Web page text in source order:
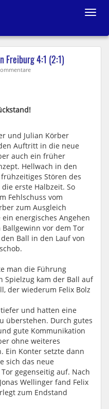
Toggle
Freiburg 4:1 (2:1)
und Julian Körber
Auftritt in die neue
auch ein früher
Hellwach in den
Stören des
erste Halbzeit. So
Fehlschuss vom
zum Ausgleich
energisches Angehen
vor dem Tor
Ball in den Lauf von
man die Führung
Spielzug kam der Ball auf
der wiederum Felix Bolz
und hatten eine
überstehen. Durch gutes
gute Kommunikation
ohne weiteres
Ein Konter setzte dann
sich das neue
gegenseitig auf. Nach
Wellinger fand Felix
zum Endstand